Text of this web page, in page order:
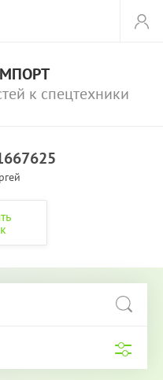
к спецтехники